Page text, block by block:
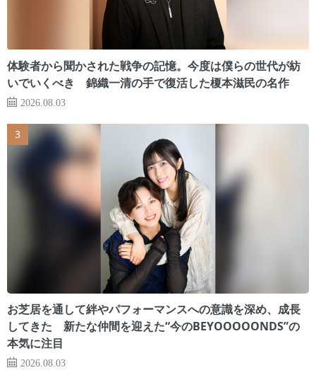
体験者から聞かされた戦争の記憶。今度は僕らの世代が紡
いでいくべき 錦織一清の手で復活した榎本滋民の名作
2026.08.03
お芝居を通して絆やパフォーマンスへの意識を深め、成長
してきた 新たな仲間を迎えた“今のBEYOOOOONDS”の
本気に注目
2026.08.03